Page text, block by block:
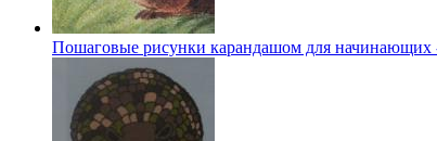
Пошаговые рисунки карандашом для начинающих